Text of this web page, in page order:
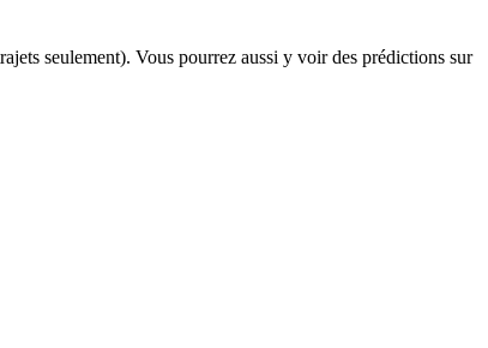
seulement). Vous pourrez aussi y voir des prédictions sur